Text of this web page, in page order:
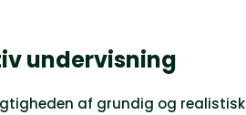
undervisning
af grundig og realistisk